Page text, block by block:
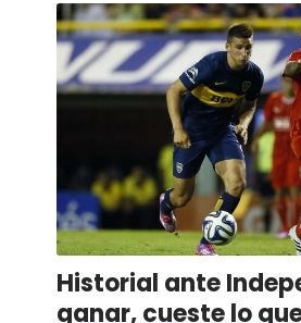
Historial ante
ganar, cueste lo